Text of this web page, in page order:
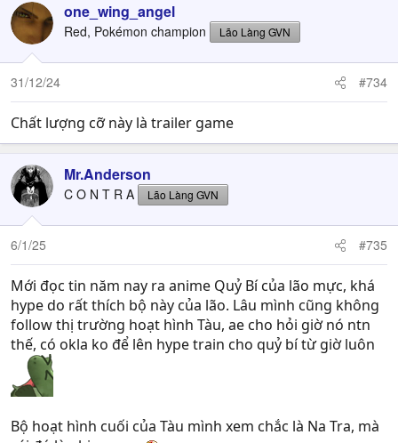
one_wing_angel
Red, Pokémon champion Lão Làng GVN
31/12/24 #734
Chất lượng cỡ này là trailer game
Mr.Anderson
C O N T R A Lão Làng GVN
6/1/25 #735
Mới đọc tin năm nay ra anime Quỷ Bí của lão mực, khá
hype do rất thích bộ này của lão. Lâu mình cũng không
follow thị trường hoạt hình Tàu, ae cho hỏi giờ nó ntn
thế, có okla ko để lên hype train cho quỷ bí từ giờ luôn
Bộ hoạt hình cuối của Tàu mình xem chắc là Na Tra, mà